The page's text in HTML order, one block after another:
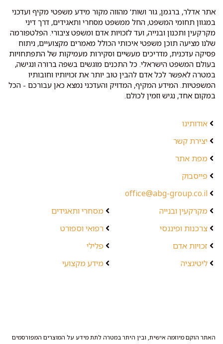
אתר אדלר, ברגמן, גור ושות' מהווה מקור מידע משפטי מקיף ועדכני
במגוון תחומי המשפט, החל ממשפט מסחרי ותאגידים, דרך דיני
מקרקעין ותכנון ובנייה, ועד לזכויות אדם ומשפט ציבורי. הפלטפורמה
שלנו מציעה תוכן משפטי איכותי הכולל מאמרים מקצועיים, ניתוח
פסיקה עדכנית, מדריכים מעשיים וסקירות מעמיקות של התפתחויות
בעולם המשפט הישראלי. כל התכנים מוגשים בשפה ברורה ונגישה,
במטרה לאפשר לכל אדם להבין טוב יותר את זכויותיו וחובותיו
המשפטיות. המידע המקיף, המדויק והעדכני נמצא כאן עבורכם - הכל
במקום אחד, נגיש וזמין לכולם.
אודותינו
יצירת קשר
מפת אתר
פייסבוק
office@abg-group.co.il
מקרקעין ובנייה
צרכנות ופיננסי
זכויות אדם
ליטיגציה
מסחרי ותאגידים
רפואי וספורט
פלילי
מידע מקצועי
האתר הוקם מיוזמה אישית, ובין היתר במטרה לתת מידע על המוצרים המפורסמים